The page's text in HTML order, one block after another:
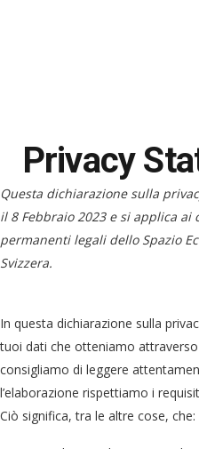
Privacy
Questa dichiarazione sulla
il 8 Febbraio 2023 e si applica
permanenti legali dello Spazio
Svizzera.
In questa dichiarazione sulla
tuoi dati che otteniamo attraverso
consigliamo di leggere
l’elaborazione rispettiamo i
Ciò significa, tra le altre cose, che: